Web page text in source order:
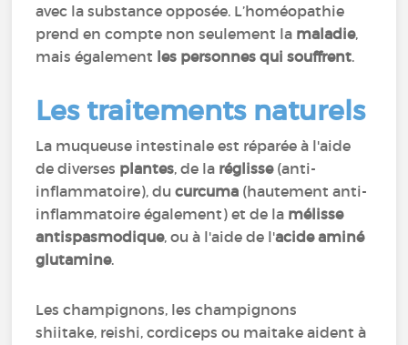
avec la substance opposée. L’homéopathie
prend en compte non seulement la maladie,
mais également les personnes qui souffrent.
Les traitements naturels
La muqueuse intestinale est réparée à l'aide
de diverses plantes, de la réglisse (anti-
inflammatoire), ducurcuma (hautement anti-
inflammatoire également) et de la mélisse
antispasmodique, ou à l'aide de l'acide aminé
glutamine.
Les champignons, les champignons
shiitake, reishi, cordiceps ou maitake aident à